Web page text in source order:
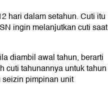
hari dalam setahun. Cuti itu
ingin melanjutkan cuti saat
diambil awal tahun, berarti
cuti tahunannya untuk tahun
pimpinan unit